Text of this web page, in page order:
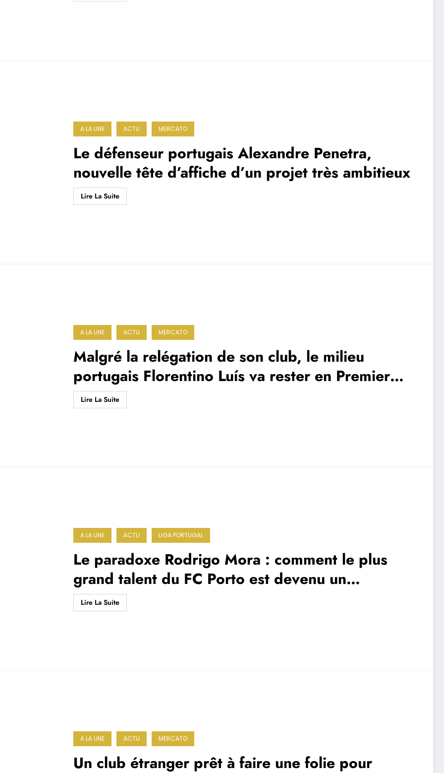
A LA UNE ACTU MERCATO
Le défenseur portugais Alexandre Penetra,
nouvelle tête d’affiche d’un projet très ambitieux
Lire La Suite
A LA UNE ACTU MERCATO
Malgré la relégation de son club, le milieu
portugais Florentino Luís va rester en Premier
League
Lire La Suite
A LA UNE ACTU LIGA PORTUGAL
Le paradoxe Rodrigo Mora : comment le plus
grand talent du FC Porto est devenu un
remplaçant de luxe
Lire La Suite
A LA UNE ACTU MERCATO
Un club étranger prêt à faire une folie pour